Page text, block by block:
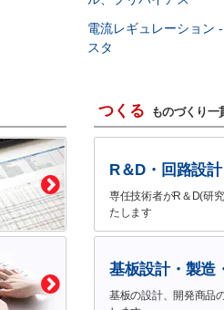
電流レギュレーション
スタ
つくる ものづくり一
R＆D・回路設計
専任技術者がR＆D(研
たします
基板設計・製造
基板の設計、開発商品